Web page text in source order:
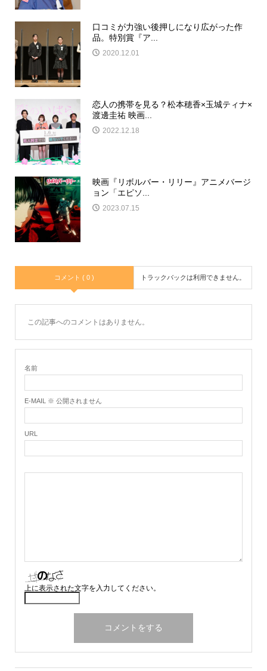
口コミが力強い後押しになり広がった作
品。特別賞『ア...
2020.12.01
恋人の携帯を見る？松本穂香×玉城ティナ×
渡邊圭祐 映画...
2022.12.18
映画『リボルバー・リリー』アニメバージ
ョン「エピソ...
2023.07.15
コメント ( 0 ) トラックバックは利用できません。
この記事へのコメントはありません。
名前
E-MAIL ※ 公開されません
URL
上に表示された文字を入力してください。